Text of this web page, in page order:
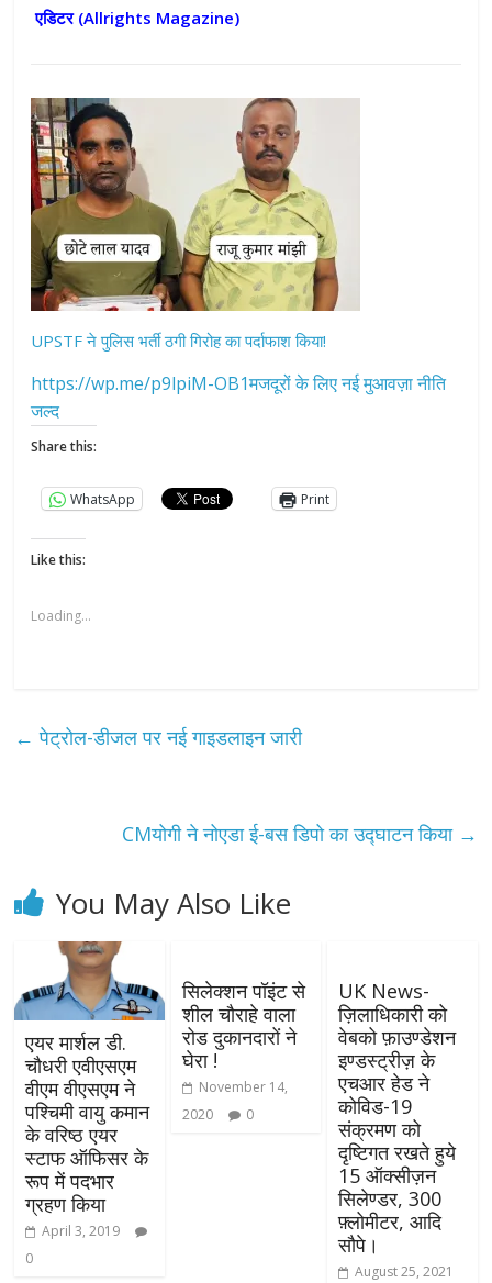
एडिटर (Allrights Magazine)
UPSTF ने पुलिस भर्ती ठगी गिरोह का पर्दाफाश किया!
https://wp.me/p9lpiM-OB1मजदूरों के लिए नई मुआवज़ा नीति
जल्द
Share this:
WhatsApp Print
Like this:
Loading...
← पेट्रोल-डीजल पर नई गाइडलाइन जारी
CMयोगी ने नोएडा ई-बस डिपो का उद्घाटन किया →
You May Also Like
एयर मार्शल डी.
चौधरी एवीएसएम
वीएम वीएसएम ने
पश्चिमी वायु कमान
के वरिष्‍ठ एयर
स्‍टाफ ऑफिसर के
रूप में पदभार
ग्रहण किया
April 3, 2019
0
सिलेक्शन पॉइंट से
शील चौराहे वाला
रोड दुकानदारों ने
घेरा !
November 14,
2020
0
UK News-
ज़िलाधिकारी को
वेबको फ़ाउण्डेशन
इण्डस्ट्रीज़ के
एचआर हेड ने
कोविड-19
संक्रमण को
दृष्टिगत रखते हुये
15 ऑक्सीज़न
सिलेण्डर, 300
फ़्लोमीटर, आदि
सौपे।
August 25, 2021